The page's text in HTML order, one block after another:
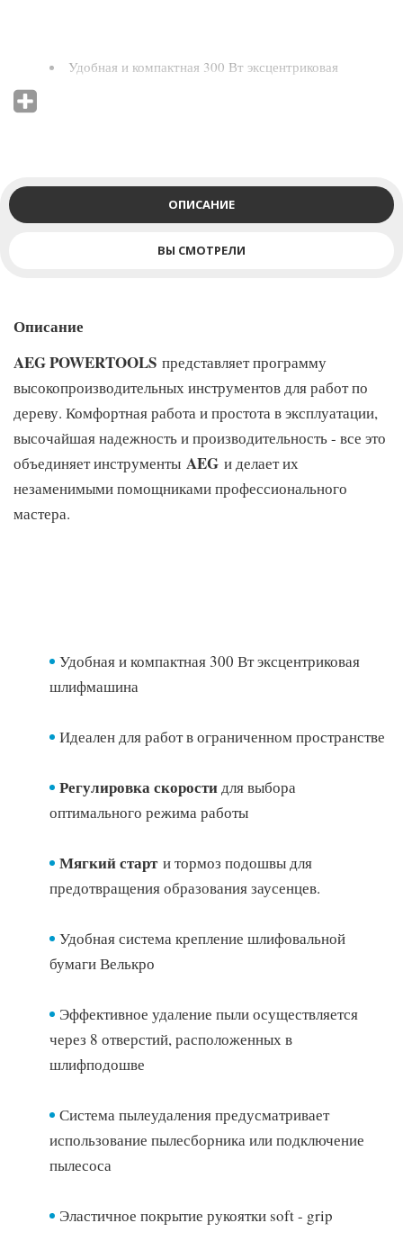
Удобная и компактная 300 Вт эксцентриковая
Велькро
Эффективное удаление пыли осуществляется через 8
отверстий, расположенных в шлифподошве
Система пылеудаления предусматривает
использование пылесборника или подключение пылесоса
Эластичное покрытие рукоятки soft - grip
ОПИСАНИЕ
ВЫ СМОТРЕЛИ
Описание
AEG POWERTOOLS представляет программу
высокопроизводительных инструментов для работ по
дереву. Комфортная работа и простота в эксплуатации,
высочайшая надежность и производительность - все это
объединяет инструменты AEG и делает их
незаменимыми помощниками профессионального
мастера.
Удобная и компактная 300 Вт эксцентриковая
шлифмашина
Идеален для работ в ограниченном пространстве
Регулировка скоростидля выбора
оптимального режима работы
Мягкий старти тормоз подошвы для
предотвращения образования заусенцев.
Удобная система крепление шлифовальной
бумаги Велькро
Эффективное удаление пыли осуществляется
через 8 отверстий, расположенных в
шлифподошве
Система пылеудаления предусматривает
использование пылесборника или подключение
пылесоса
Эластичное покрытие рукоятки soft - grip